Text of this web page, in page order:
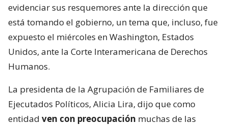
evidenciar sus resquemores ante la dirección que
está tomando el gobierno, un tema que, incluso, fue
expuesto el miércoles en Washington, Estados
Unidos, ante la Corte Interamericana de Derechos
Humanos.
La presidenta de la Agrupación de Familiares de
Ejecutados Políticos, Alicia Lira, dijo que como
entidad ven con preocupación muchas de las